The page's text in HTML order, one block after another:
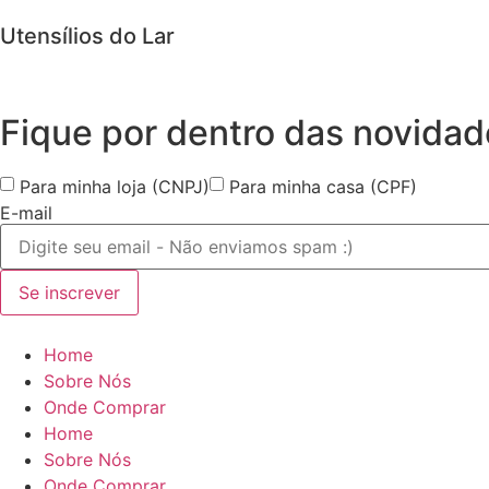
Utensílios do Lar
Fique por dentro das
Para minha loja (CNPJ)
Para minha casa (CPF)
E-mail
Se inscrever
Home
Sobre Nós
Onde Comprar
Home
Sobre Nós